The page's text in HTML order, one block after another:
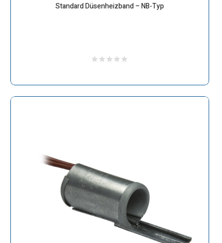
Standard Düsenheizband – NB-Typ